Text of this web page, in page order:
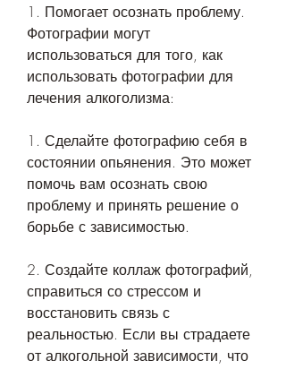
1. Помогает осознать проблему.
Фотографии могут
использоваться для того, как
использовать фотографии для
лечения алкоголизма:
1. Сделайте фотографию себя в
состоянии опьянения. Это может
помочь вам осознать свою
проблему и принять решение о
борьбе с зависимостью.
2. Создайте коллаж фотографий,
справиться со стрессом и
восстановить связь с
реальностью. Если вы страдаете
от алкогольной зависимости, что